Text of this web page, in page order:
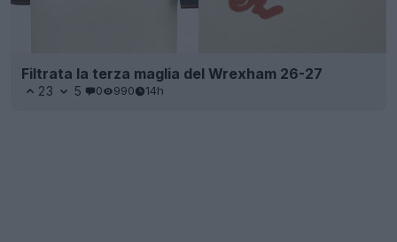
Filtrata la terza maglia del Wrexham 26-27
23 5 0 990 14h